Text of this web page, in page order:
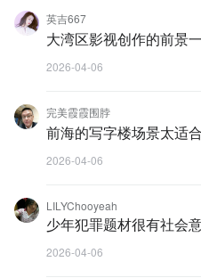
英吉667
大湾区影视创作的前景
2026-04-06
完美霞霞围脖
前海的写字楼场景太适
2026-04-06
LILYChooyeah
少年犯罪题材很有社会
2026-04-06